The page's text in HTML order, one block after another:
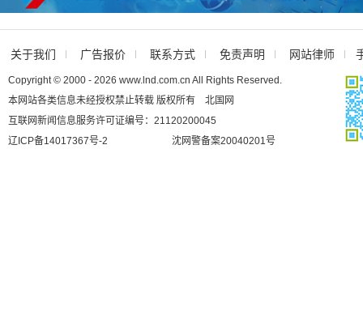
关于我们 广告报价 联系方式 免责声明 网站律师
Copyright © 2000 - 2026 www.lnd.com.cn All Rights Reserved.
本网站各类信息未经授权禁止转载 版权所有 北国网
互联网新闻信息服务许可证编号：21120200045
辽ICP备14017367号-2
沈网警备案20040201号